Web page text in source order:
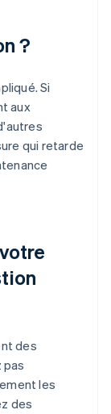
?
Si
aux
qui retarde
des
pas
les
des